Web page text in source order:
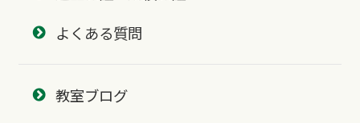
よくある質問
教室ブログ